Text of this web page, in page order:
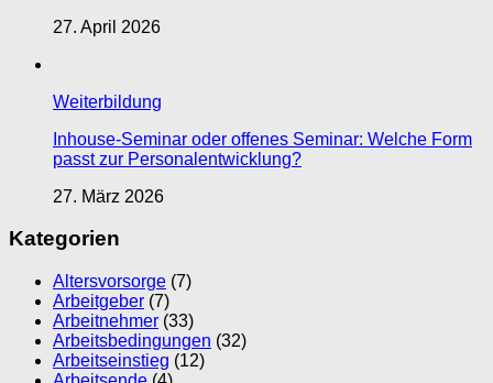
27. April 2026
Weiterbildung
Inhouse-Seminar oder offenes Seminar: Welche Form
passt zur Personalentwicklung?
27. März 2026
Kategorien
Altersvorsorge (7)
Arbeitgeber (7)
Arbeitnehmer (33)
Arbeitsbedingungen (32)
Arbeitseinstieg (12)